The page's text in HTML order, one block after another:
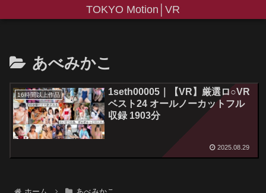
TOKYO Motion│VR
あべみかこ
16時間以上作品
1seth00005｜【VR】厳選ロ○VR
ベスト24 オールノーカットフル
収録 1903分
2025.08.29